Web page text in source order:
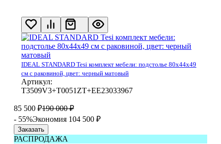
IDEAL STANDARD Tesi комплект мебели: подстолье 80x44x49
см с раковиной, цвет: черный матовый
Артикул:
T3509V3+T0051ZT+EE23033967
85 500 ₽190 000 ₽
- 55%Экономия 104 500 ₽
Заказать
РАСПРОДАЖА